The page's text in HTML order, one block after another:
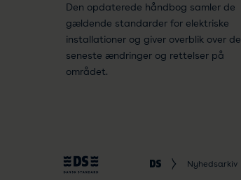
Den opdaterede håndbog samler de
gældende standarder for elektriske
installationer og giver overblik over de
seneste ændringer og rettelser på
området.
Nyhedsarkiv